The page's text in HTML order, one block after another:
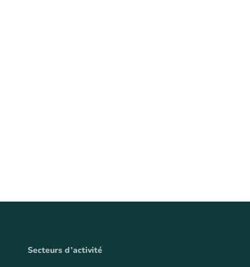
Secteurs d’activité